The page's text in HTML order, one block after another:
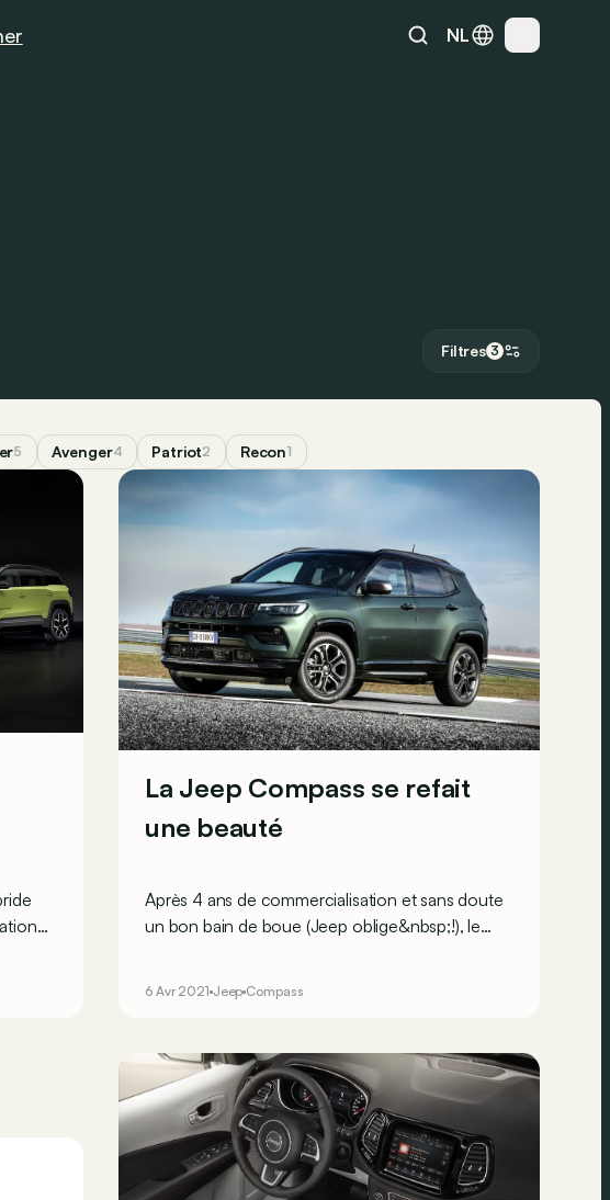
NL
Filtres 3
5 Avenger4 Patriot2 Recon1
La Jeep Compass se refait
une beauté
Après 4 ans de commercialisation et sans doute
un bon bain de boue (Jeep oblige&nbsp;!), le
6 Avr 2021 Jeep Compass